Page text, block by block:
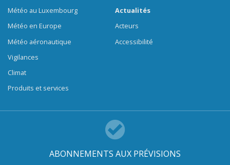
Météo au Luxembourg
Météo en Europe
Météo aéronautique
Vigilances
Climat
Produits et services
Actualités
Acteurs
Accessibilité
ABONNEMENTS AUX PRÉVISIONS